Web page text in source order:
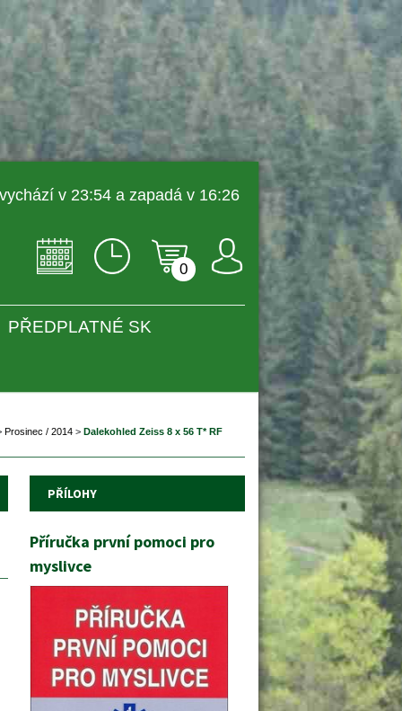
vychází v 23:54 a zapadá v 16:26
0
PŘEDPLATNÉ SK
Prosinec / 2014 > Dalekohled Zeiss 8 x 56 T* RF
PŘÍLOHY
Příručka první pomoci pro
myslivce